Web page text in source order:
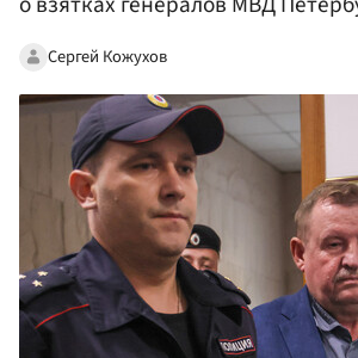
Сергей Кожухов